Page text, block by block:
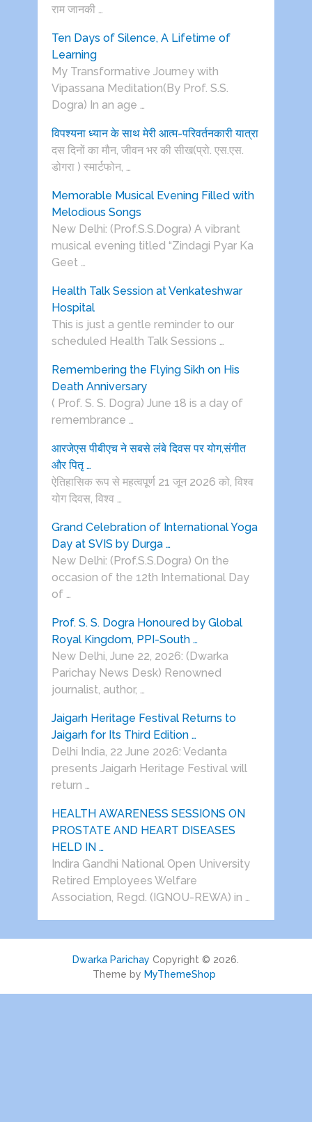
राम जानकी …
Ten Days of Silence, A Lifetime of
Learning
My Transformative Journey with
Vipassana Meditation(By Prof. S.S.
Dogra) In an age …
विपश्यना ध्यान के साथ मेरी आत्म-परिवर्तनकारी यात्रा
दस दिनों का मौन, जीवन भर की सीख(प्रो. एस.एस.
डोगरा ) स्मार्टफोन, …
Memorable Musical Evening Filled with
Melodious Songs
New Delhi: (Prof.S.S.Dogra) A vibrant
musical evening titled “Zindagi Pyar Ka
Geet …
Health Talk Session at Venkateshwar
Hospital
This is just a gentle reminder to our
scheduled Health Talk Sessions …
Remembering the Flying Sikh on His
Death Anniversary
( Prof. S. S. Dogra) June 18 is a day of
remembrance …
आरजेएस पीबीएच ने सबसे लंबे दिवस पर योग,संगीत
और पितृ …
ऐतिहासिक रूप से महत्वपूर्ण 21 जून 2026 को, विश्व
योग दिवस, विश्व …
Grand Celebration of International Yoga
Day at SVIS by Durga …
New Delhi: (Prof.S.S.Dogra) On the
occasion of the 12th International Day
of …
Prof. S. S. Dogra Honoured by Global
Royal Kingdom, PPI-South …
New Delhi, June 22, 2026: (Dwarka
Parichay News Desk) Renowned
journalist, author, …
Jaigarh Heritage Festival Returns to
Jaigarh for Its Third Edition …
Delhi India, 22 June 2026: Vedanta
presents Jaigarh Heritage Festival will
return …
HEALTH AWARENESS SESSIONS ON
PROSTATE AND HEART DISEASES
HELD IN …
Indira Gandhi National Open University
Retired Employees Welfare
Association, Regd. (IGNOU-REWA) in …
Dwarka Parichay Copyright © 2026.
Theme by MyThemeShop